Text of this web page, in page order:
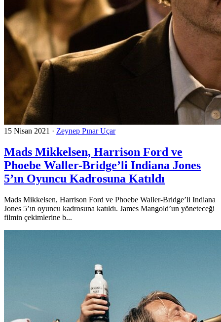
15 Nisan 2021 · Zeynep Pınar Uçar
Mads Mikkelsen, Harrison Ford ve
Phoebe Waller-Bridge’li Indiana Jones
5’ın Oyuncu Kadrosuna Katıldı
Mads Mikkelsen, Harrison Ford ve Phoebe Waller-Bridge’li Indiana
Jones 5’ın oyuncu kadrosuna katıldı. James Mangold’un yöneteceği
filmin çekimlerine b...